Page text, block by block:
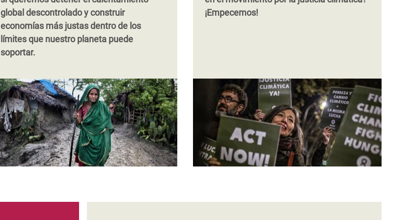
Página
‹‹ Página 3
Página 1Siguiente
página
››
global descontrolado y construir
economías más justas dentro de los
límites que nuestro planeta puede
soportar.
¡Empecemos!